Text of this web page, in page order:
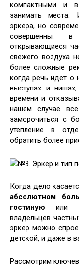
компактными и
занимать места.
эркера, но
совершенны: в
открывающиеся
свежего воздуха
более сложные
когда речь идет о
выступах и
времени и
нашем случае
заморочиться с
утепление в
обратить более
№3. Эркер и тип
Когда дело
абсолютном
гостиную или
владельцев
эркер можно
детской, и даже в
Рассмотрим